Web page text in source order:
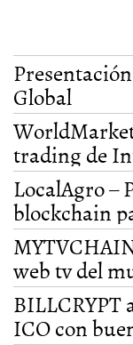
Global
trading de
LocalAgro –
blockchain
agrónomo
web tv del
deportivos y
de
BILLCRYPT
ICO con